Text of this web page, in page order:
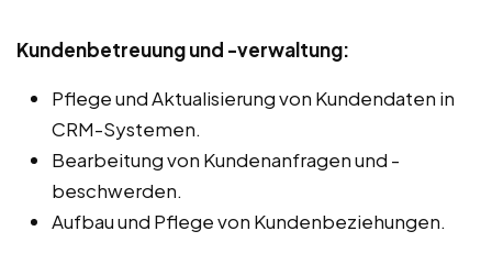
Kundenbetreuung und -verwaltung:
Pflege und Aktualisierung von Kundendaten in
CRM-Systemen.
Bearbeitung von Kundenanfragen und -
beschwerden.
Aufbau und Pflege von Kundenbeziehungen.